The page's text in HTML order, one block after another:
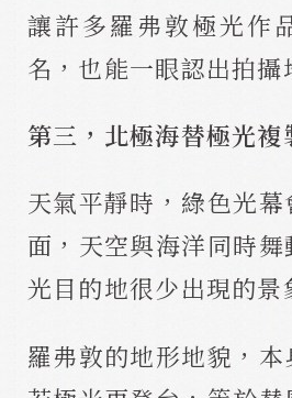
讓許多羅弗敦極光作
名，也能一眼認出拍攝
第三，北極海替極光複
天氣平靜時，綠色光
面，天空與海洋同時
光目的地很少出現的景
羅弗敦的地形地貌，本